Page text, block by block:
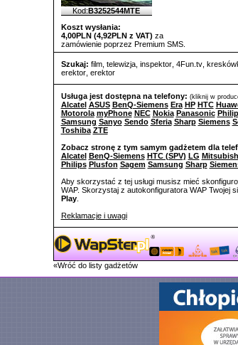
Kod:B3252544MTE
Koszt wysłania:
4,00PLN (4,92PLN z VAT) za
zamówienie poprzez Premium SMS.
Szukaj: film, telewizja, inspektor, 4Fun.tv,
erektor, erektor
Usługa jest dostępna na telefony: (kliknij w
Alcatel ASUS BenQ-Siemens Era HP HTC
Motorola myPhone NEC Nokia Panasonic
Samsung Sanyo Sendo Sferia Sharp Siemens
Toshiba ZTE
Zobacz stronę z tym samym gadżetem dla
Alcatel BenQ-Siemens HTC (SPV) LG
Philips Plusfon Sagem Samsung Sharp
Aby skorzystać z tej usługi musisz mieć
WAP. Skorzystaj z autokonfiguratora WAP Twojej
Play.
Reklamacje i uwagi
«Wróć do listy gadżetów